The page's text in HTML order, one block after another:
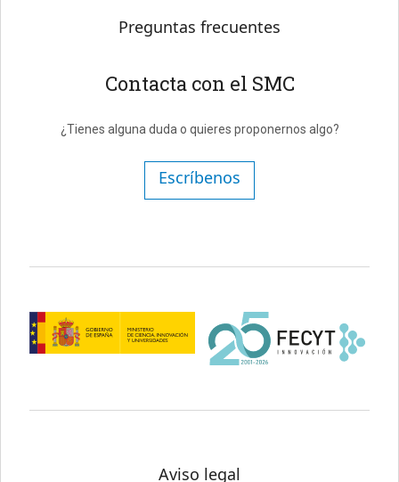
Preguntas frecuentes
Contacta con el SMC
¿Tienes alguna duda o quieres proponernos algo?
Escríbenos
Aviso legal